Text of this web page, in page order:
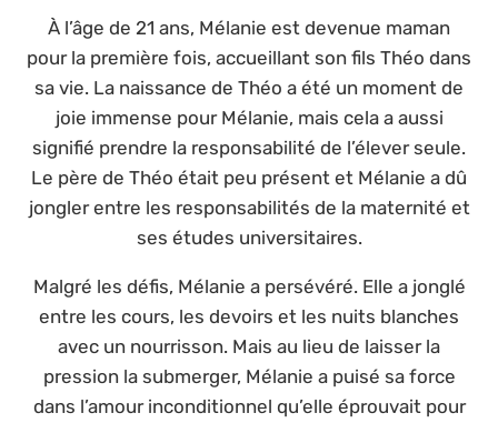
À l’âge de 21 ans, Mélanie est devenue maman
pour la première fois, accueillant son fils Théo dans
sa vie. La naissance de Théo a été un moment de
joie immense pour Mélanie, mais cela a aussi
signifié prendre la responsabilité de l’élever seule.
Le père de Théo était peu présent et Mélanie a dû
jongler entre les responsabilités de la maternité et
ses études universitaires.
Malgré les défis, Mélanie a persévéré. Elle a jonglé
entre les cours, les devoirs et les nuits blanches
avec un nourrisson. Mais au lieu de laisser la
pression la submerger, Mélanie a puisé sa force
dans l’amour inconditionnel qu’elle éprouvait pour